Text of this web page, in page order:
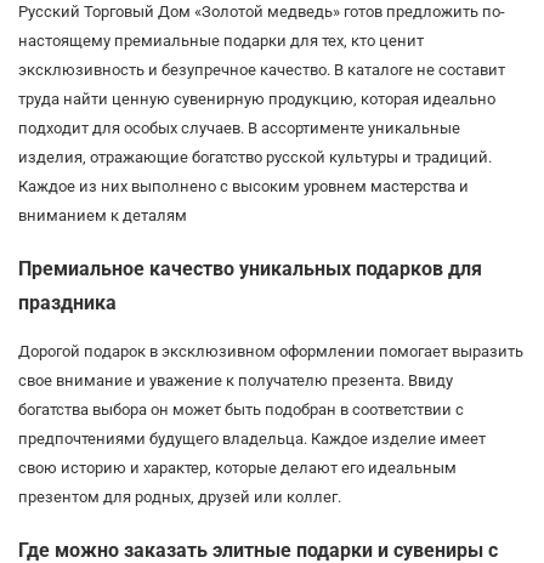
Русский Торговый Дом «Золотой медведь» готов предложить по-
настоящему премиальные подарки для тех, кто ценит
эксклюзивность и безупречное качество. В каталоге не составит
труда найти ценную сувенирную продукцию, которая идеально
подходит для особых случаев. В ассортименте уникальные
изделия, отражающие богатство русской культуры и традиций.
Каждое из них выполнено с высоким уровнем мастерства и
вниманием к деталям
Премиальное качество уникальных подарков для
праздника
Дорогой подарок в эксклюзивном оформлении помогает выразить
свое внимание и уважение к получателю презента. Ввиду
богатства выбора он может быть подобран в соответствии с
предпочтениями будущего владельца. Каждое изделие имеет
свою историю и характер, которые делают его идеальным
презентом для родных, друзей или коллег.
Где можно заказать элитные подарки и сувениры с